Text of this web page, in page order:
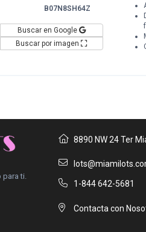
B07N8SH64Z
Buscar en Google
Buscar por imagen
ti.
8890 NW 24 Ter
1-844 642-5681
Contacta con